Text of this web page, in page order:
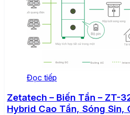
Đọc tiếp
Zetatech – Biến Tần – ZT-
Hybrid Cao Tần, Sóng Sin,